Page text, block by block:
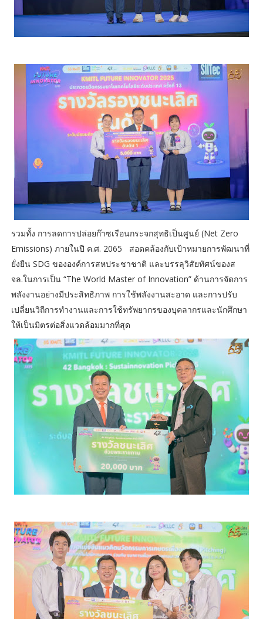
รวมทั้ง การลดการปล่อยก๊าซเรือนกระจกสุทธิเป็นศูนย์ (Net Zero
Emissions) ภายในปี ค.ศ. 2065 สอดคล้องกับเป้าหมายการพัฒนาที่
ยั่งยืน SDG ขององค์การสหประชาชาติ และบรรลุวิสัยทัศน์ของส
จล.ในการเป็น “The World Master of Innovation” ด้านการจัดการ
พลังงานอย่างมีประสิทธิภาพ การใช้พลังงานสะอาด และการปรับ
เปลี่ยนวิถีการทำงานและการใช้ทรัพยากรของบุคลากรและนักศึกษา
ให้เป็นมิตรต่อสิ่งแวดล้อมมากที่สุด